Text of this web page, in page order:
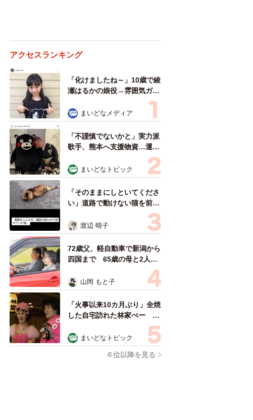
アクセスランキング
「化けましたね～」10歳で綾
瀬はるかの娘役→雰囲気ガラ
リの18歳に成長 「メイクで
雰囲気が」「宝塚に入れそ
う」
まいどなメディア
「不謹慎でないかと」実力派
歌手、熊本へ支援物資…運搬
トラックの車体デザインにた
めらい 「痛いほど伝わる」
「行動され立派」
まいどなトピック
「そのままにしといてくださ
い」道路で動けない猫を前に
返された一言… 懸命に生き
ようとした4日間 「命の重
さはみんな同じ」保護団体代
表の訴え
渡辺 晴子
72歳父、軽自動車で新潟から
四国まで 65歳の母と2人で
3泊4日の旅 パーキングの休
憩まで分刻み… 「大学生で
も組まねえよ！」
山岡 もと子
「火事以来10カ月ぶり」全焼
した自宅訪れた林家ぺー 内
装も壁も取り払われスケルト
ン状態の部屋に呆然
まいどなトピック
６位以降を見る